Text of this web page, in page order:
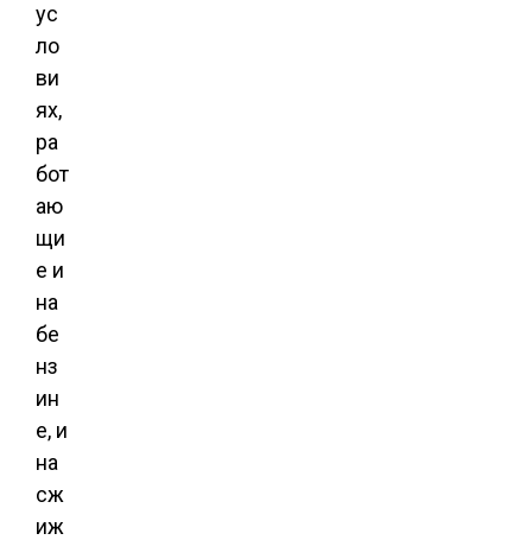
ус
ло
ви
ях,
ра
бот
аю
щи
е и
на
бе
нз
ин
е, и
на
сж
иж